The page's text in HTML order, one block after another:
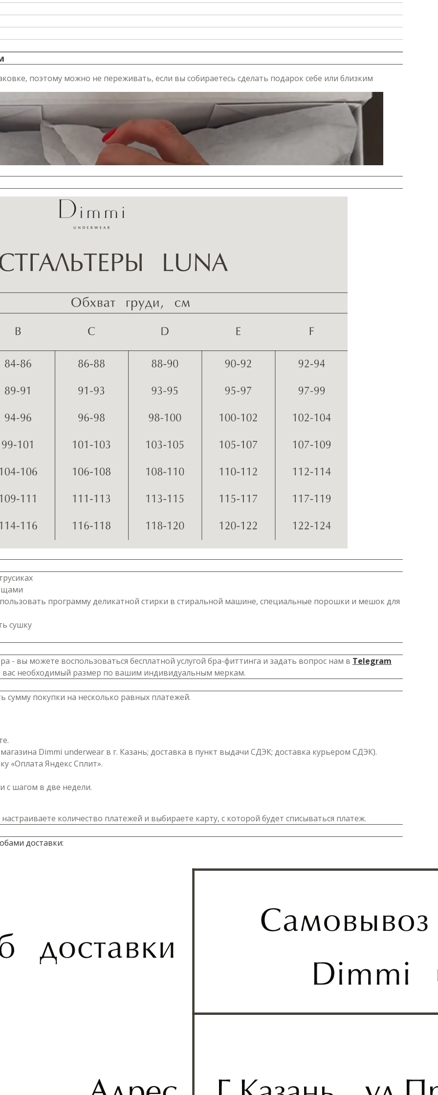
поэтому можно не переживать, если вы собираетесь сделать подарок себе или близким
программу деликатной стирки в стиральной машине, специальные порошки и мешок для
сушку
- вы можете воспользоваться бесплатной услугой бра-фиттинга и задать вопрос нам в Telegram
вас необходимый размер по вашим индивидуальным меркам.
сумму покупки на несколько равных платежей.
Dimmi underwear в г. Казань; доставка в пункт выдачи СДЭК; доставка курьером СДЭК).
«Оплата Яндекс Сплит».
с шагом в две недели.
количество платежей и выбираете карту, с которой будет списываться платеж.
доставки: